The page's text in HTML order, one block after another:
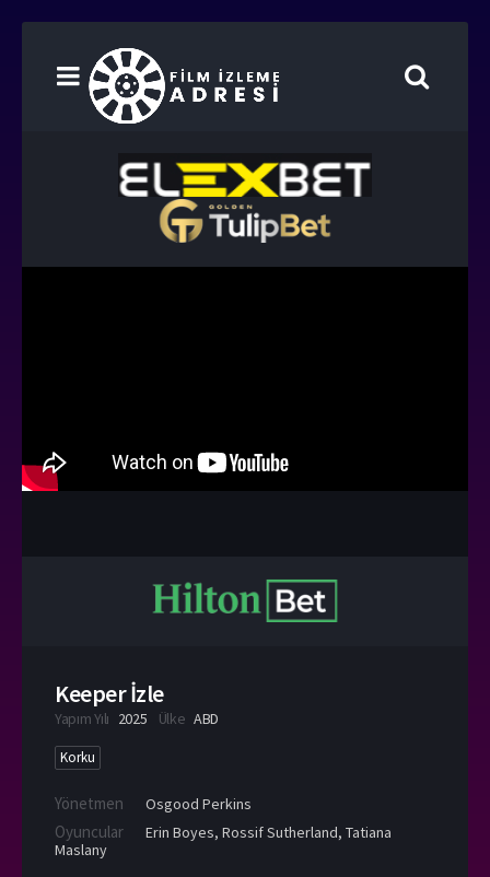
Keeper İzle
Yapım Yılı 2025 Ülke ABD
Korku
Yönetmen Osgood Perkins
Oyuncular Erin Boyes, Rossif Sutherland, Tatiana
Maslany